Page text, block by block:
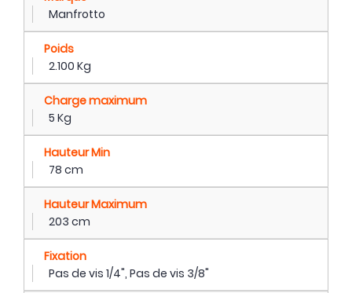
Manfrotto
Poids
2.100 Kg
Charge maximum
5 Kg
Hauteur Min
78 cm
Hauteur Maximum
203 cm
Fixation
Pas de vis 1/4", Pas de vis 3/8"